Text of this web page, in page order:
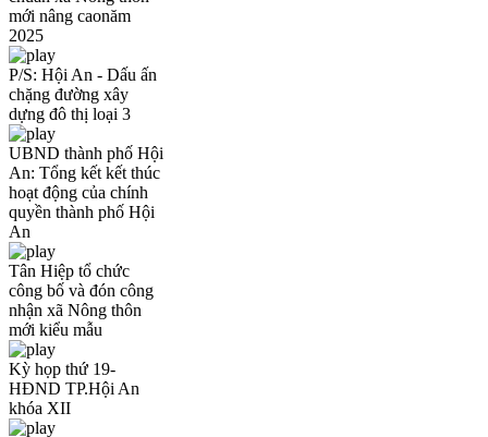
mới nâng caonăm
2025
P/S: Hội An - Dấu ấn
chặng đường xây
dựng đô thị loại 3
UBND thành phố Hội
An: Tổng kết kết thúc
hoạt động của chính
quyền thành phố Hội
An
Tân Hiệp tổ chức
công bố và đón công
nhận xã Nông thôn
mới kiểu mẫu
Kỳ họp thứ 19-
HĐND TP.Hội An
khóa XII